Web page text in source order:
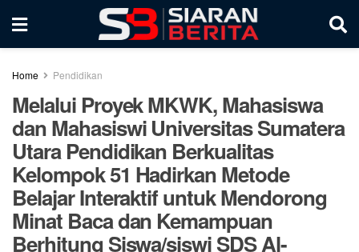
Home Pendidikan
Melalui Proyek MKWK, Mahasiswa
dan Mahasiswi Universitas Sumatera
Utara Pendidikan Berkualitas
Kelompok 51 Hadirkan Metode
Belajar Interaktif untuk Mendorong
Minat Baca dan Kemampuan
Berhitung Siswa/siswi SDS Al-